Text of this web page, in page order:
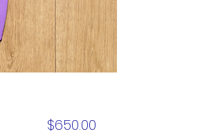
$650.00Precio